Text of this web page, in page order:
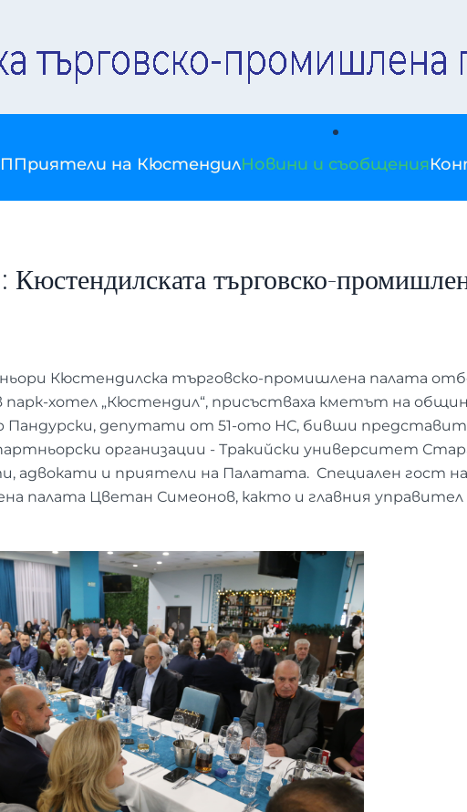
Приятели на КюстендилНовини и съобщения
търговско-
Кюстендилска търговско-промишлена палата
хотел „Кюстендил“, присъстваха кметът на
Пандурски, депутати от 51-ото НС, бивши
организации - Тракийски университет
адвокати и приятели на Палатата. Специален гост
палата Цветан Симеонов, както и главния управител